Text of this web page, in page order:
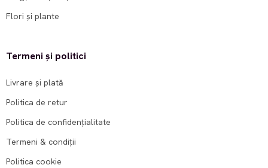
Flori și plante
Termeni și politici
Livrare și plată
Politica de retur
Politica de confidențialitate
Termeni & condiții
Politica cookie